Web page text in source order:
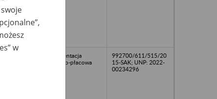
Dokumentacja
osobowo-płacowa
992700/611/515/20
15-SAK; UNP: 2022-
00234296
w